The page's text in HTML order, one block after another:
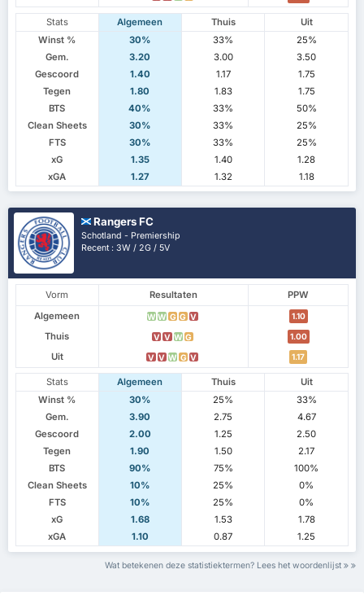
Stats Algemeen Thuis
Uit
Winst %
30% 33%
25%
Gem.
3.20 3.00
3.50
Gescoord
1.40 1.17
1.75
Tegen
1.80 1.83
1.75
BTS
40% 33%
50%
Clean Sheets
30% 33%
25%
FTS
30% 33%
25%
xG
1.35 1.40
1.28
xGA
1.27 1.32 1.18
Rangers FC
Schotland - Premiership
Recent : 3W / 2G / 5V
Vorm Resultaten
PPW
Algemeen
W W G G V 1.10
Thuis V V W G 1.00
Uit V V W G V 1.17
Stats Algemeen Thuis
Uit
Winst %
30% 25%
33%
Gem.
3.90 2.75
4.67
Gescoord
2.00 1.25
2.50
Tegen
1.90 1.50
2.17
BTS
90% 75%
100%
Clean Sheets
10% 25%
0%
FTS
10% 25%
0%
xG
1.68 1.53
1.78
xGA
1.10 0.87 1.25
Wat betekenen deze statistiektermen? Lees het woordenlijst